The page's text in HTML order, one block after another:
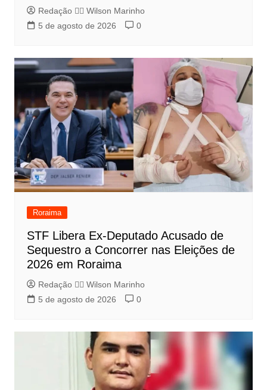
Redação 👨‍⚖️​ Wilson Marinho
5 de agosto de 2026
0
Roraima
STF Libera Ex-Deputado Acusado de
Sequestro a Concorrer nas Eleições de
2026 em Roraima
Redação 👨‍⚖️​ Wilson Marinho
5 de agosto de 2026
0